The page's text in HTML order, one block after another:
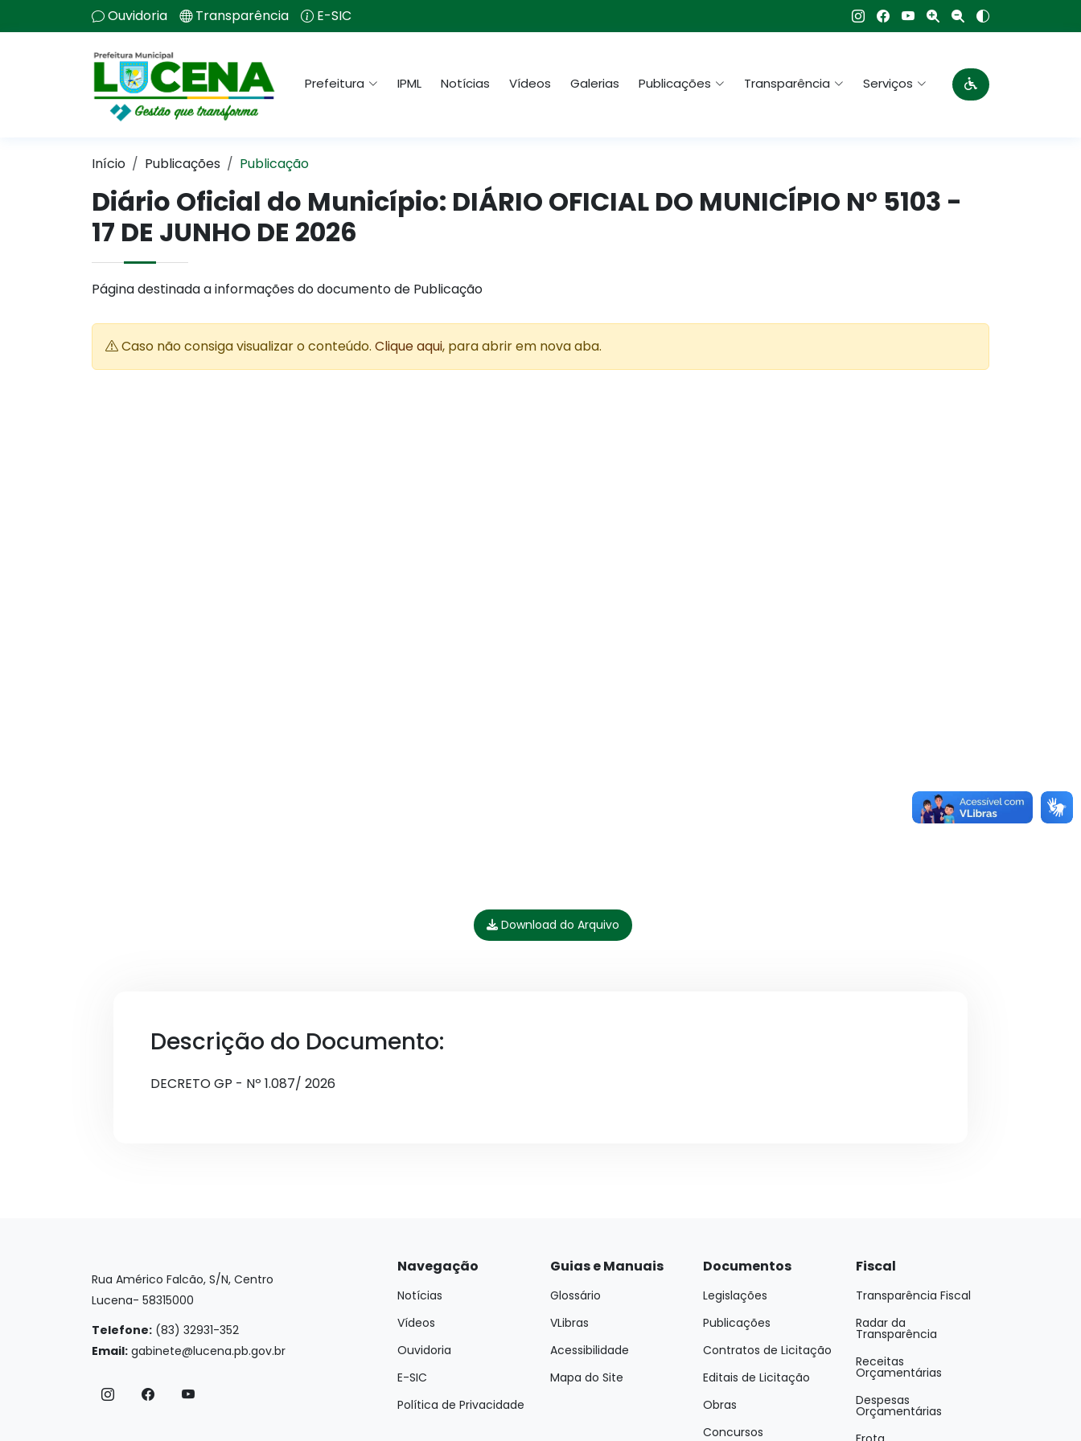
Ouvidoria Transparência E-SIC
Prefeitura IPML Notícias Vídeos Galerias Publicações Transparência Serviços
Início Publicações Publicação
Diário Oficial do Município: DIÁRIO OFICIAL DO MUNICÍPIO N° 5103 -
17 DE JUNHO DE 2026
Página destinada a informações do documento de Publicação
Caso não consiga visualizar o conteúdo. Clique aqui, para abrir em nova aba.
Download do Arquivo
Descrição do Documento:
DECRETO GP - Nº 1.087/ 2026
Rua Américo Falcão, S/N, Centro
Lucena- 58315000
Telefone: (83) 32931-352
Email: gabinete@lucena.pb.gov.br
Navegação
Notícias
Vídeos
Ouvidoria
E-SIC
Política de Privacidade
Guias e Manuais
Glossário
VLibras
Acessibilidade
Mapa do Site
Documentos
Legislações
Publicações
Contratos de Licitação
Editais de Licitação
Obras
Concursos
Fiscal
Transparência Fiscal
Radar da
Transparência
Receitas
Orçamentárias
Despesas
Orçamentárias